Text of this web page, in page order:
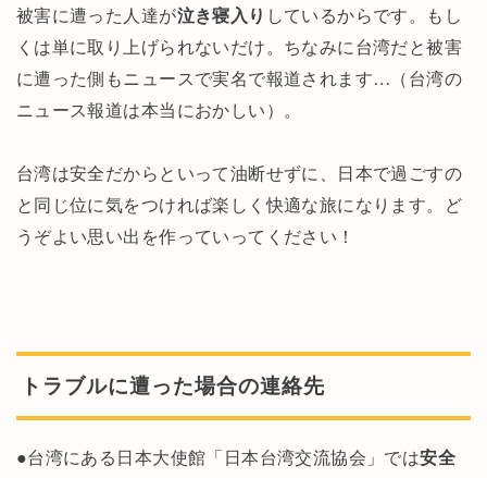
被害に遭った人達が泣き寝入り しているからです。もし
くは単に取り上げられないだけ。ちなみに台湾だと被害
に遭った側もニュースで実名で報道されます…（台湾の
ニュース報道は本当におかしい）。
台湾は安全だからといって油断せずに、日本で過ごすの
と同じ位に気をつければ楽しく快適な旅になります。ど
うぞよい思い出を作っていってください！
トラブルに遭った場合の連絡先
●台湾にある日本大使館「日本台湾交流協会」では安全